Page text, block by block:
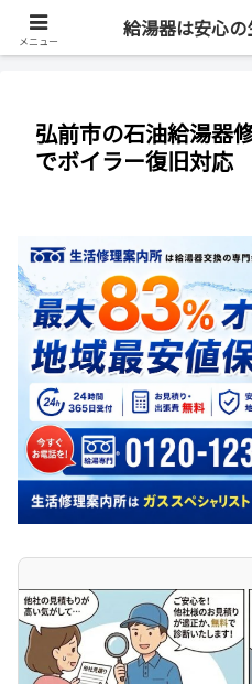
最短即日・全国対
弘前市の石油給湯器
でボイラー復旧対応
メニュー
給湯器は安心